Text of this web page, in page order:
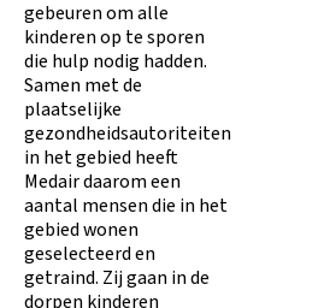
gebeuren om alle
kinderen op te sporen
die hulp nodig hadden.
Samen met de
plaatselijke
gezondheidsautoriteiten
in het gebied heeft
Medair daarom een
aantal mensen die in het
gebied wonen
geselecteerd en
getraind. Zij gaan in de
dorpen kinderen